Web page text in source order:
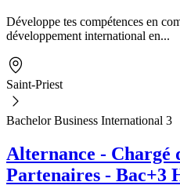
Développe tes compétences en
développement international en...
Saint-Priest
Bachelor Business International 3
Alternance - Chargé
Partenaires - Bac+3